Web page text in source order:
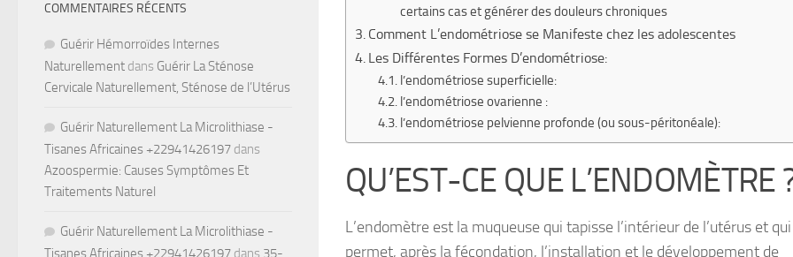
certains cas et générer des douleurs chroniques
Comment L’endométriose se Manifeste chez les adolescentes
Les Différentes Formes D’endométriose:
l’endométriose superficielle:
l’endométriose ovarienne :
l’endométriose pelvienne profonde (ou sous-péritonéale):
QU’EST-CE QUE L’ENDOMÈTRE
L’endomètre est la muqueuse qui tapisse l’intérieur de l’utérus et qui
permet, après la fécondation, l’installation et le développement de
COMMENTAIRES RÉCENTS
Guérir Hémorroïdes Internes
Naturellement dans Guérir La Sténose
Cervicale Naturellement, Sténose de l’Utérus
Guérir Naturellement La Microlithiase -
Tisanes Africaines +22941426197 dans
Azoospermie: Causes Symptômes Et
Traitements Naturel
Guérir Naturellement La Microlithiase -
Tisanes Africaines +22941426197 dans 35-